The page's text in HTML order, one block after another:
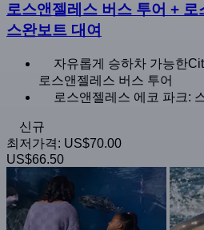
로스앤젤레스 버스 투어 +
스완보트 대여
자유롭게 승하차 가능한
로스앤젤레스 버스 투어
로스앤젤레스 에코 파크:
신규
최저가격: US$70.00
US$66.50